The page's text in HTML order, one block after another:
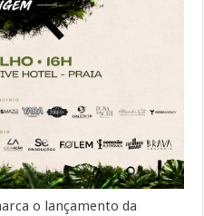
o lançamento da